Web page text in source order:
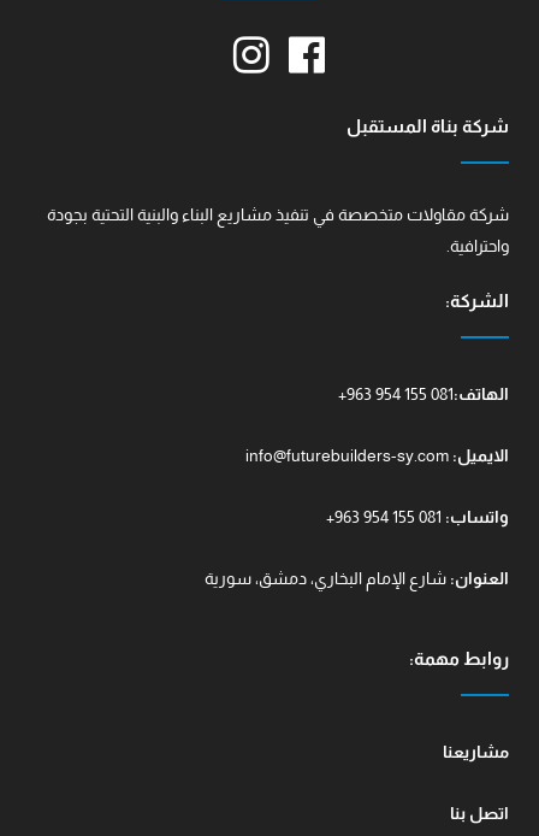
شركة بناة المستقبل
شركة مقاولات متخصصة في تنفيذ مشاريع البناء والبنية التحتية بجودة
واحترافية.
الشركة:
الهاتف:+963 954 155 081
الايميل: info@futurebuilders-sy.com
واتساب: +963 954 155 081
العنوان: شارع الإمام البخاري، دمشق، سورية
روابط مهمة:
مشاريعنا
اتصل بنا